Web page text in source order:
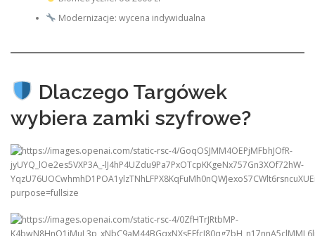
Modernizacje: wycena indywidualna
Dlaczego Targówek
wybiera zamki szyfrowe?